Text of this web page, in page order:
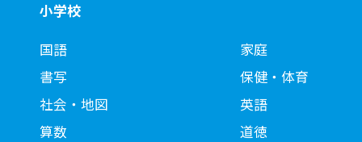
小学校
国語
書写
社会・地図
算数
家庭
保健・体育
英語
道徳